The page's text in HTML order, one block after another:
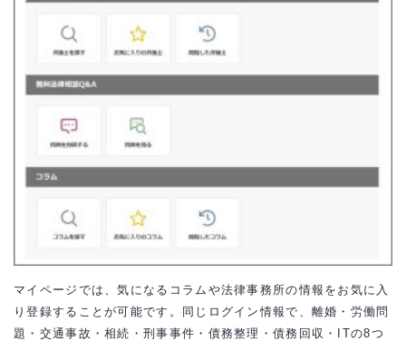
マイページでは、気になるコラムや法律事務所の情報をお気に入
り登録することが可能です。同じログイン情報で、離婚・労働問
題・交通事故・相続・刑事事件・債務整理・債務回収・ITの8つ